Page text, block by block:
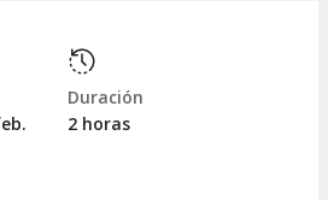
Duración
2 horas